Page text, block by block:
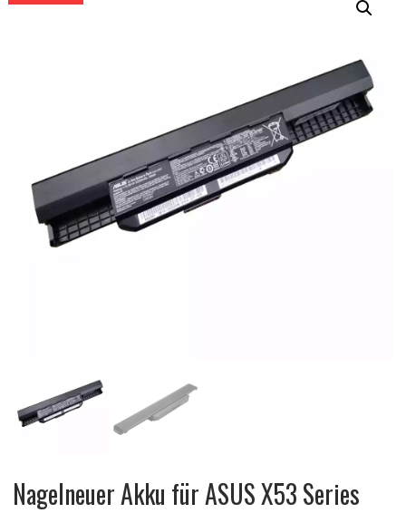
Nagelneuer Akku für ASUS X53 Series